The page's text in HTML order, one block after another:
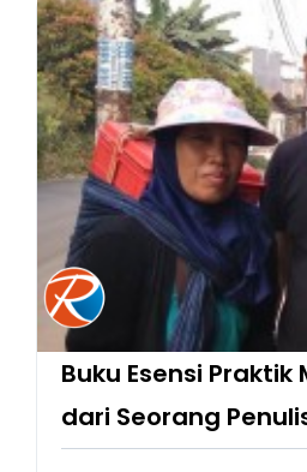
Buku Esensi Praktik
dari Seorang